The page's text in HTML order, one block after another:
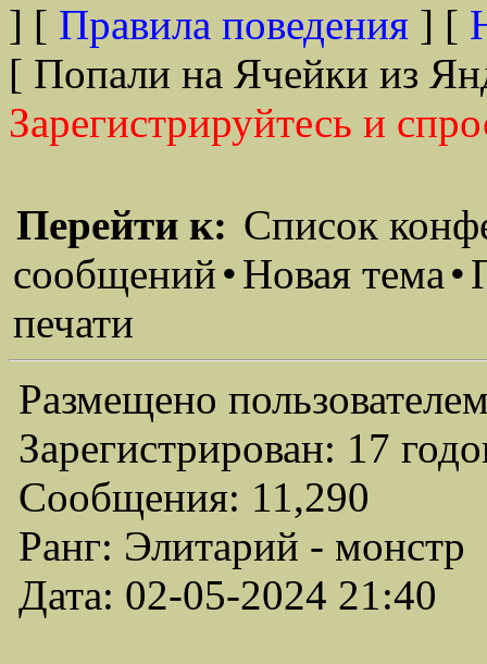
] [ Правила поведения ] [
[ Попали на Ячейки из
Зарегистрируйтесь и
Перейти к: Список
сообщений•Новая тема•
печати
Размещено
Зарегистрирован: 17
Сообщения: 11,290
Ранг: Элитарий - монстр
Дата: 02-05-2024 21:40